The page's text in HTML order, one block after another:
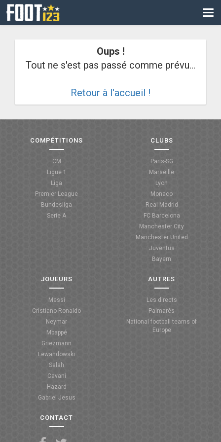
CM
COUPE DE FRANCE
COUPE DE LA LIGUE
Oups !
Tout ne s'est pas passé comme prévu...
Retour à l'accueil !
COMPÉTITIONS
CM
Ligue 1
Liga
Premier League
Bundesliga
Serie A
CLUBS
Paris-SG
Marseille
Lyon
Monaco
Real Madrid
FC Barcelona
Manchester City
Manchester United
Juventus
Bayern
JOUEURS
Messi
Cristiano Ronaldo
Neymar
Mbappé
Griezmann
Lewandowski
Salah
Cavani
Hazard
Gabriel Jesus
AUTRES
Les directs
Palmarès
National football teams of
Europe
CONTACT